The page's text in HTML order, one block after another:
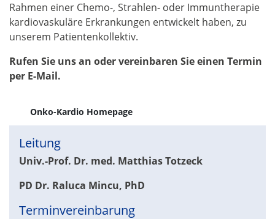
Rahmen einer Chemo-, Strahlen- oder Immuntherapie
kardiovaskuläre Erkrankungen entwickelt haben, zu
unserem Patientenkollektiv.
Rufen Sie uns an oder vereinbaren Sie einen Termin
per E-Mail.
Onko-Kardio Homepage
Leitung
Univ.-Prof. Dr. med. Matthias Totzeck
PD Dr. Raluca Mincu, PhD
Terminvereinbarung